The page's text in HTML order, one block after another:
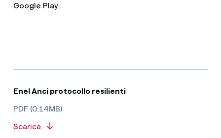
Google Play.
Enel Anci protocollo resilienti
PDF (0.14MB)
Scarica